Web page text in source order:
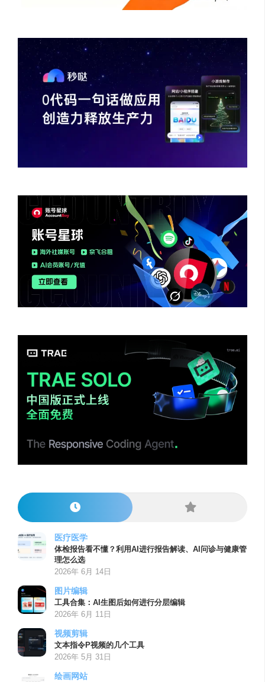
医疗医学
体检报告看不懂？利用AI进行报告解读、AI问诊与健康管
理怎么选
2026年 6月 14日
图片编辑
工具合集：AI生图后如何进行分层编辑
2026年 6月 11日
视频剪辑
文本指令P视频的几个工具
2026年 5月 31日
绘画网站